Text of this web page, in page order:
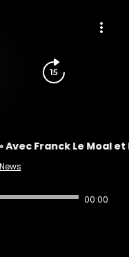
Franck Le Moal et
00:00